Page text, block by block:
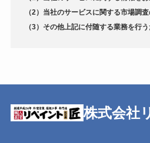
（2）当社のサービスに関する市場調
（3）その他上記に付随する業務を行
株式会社